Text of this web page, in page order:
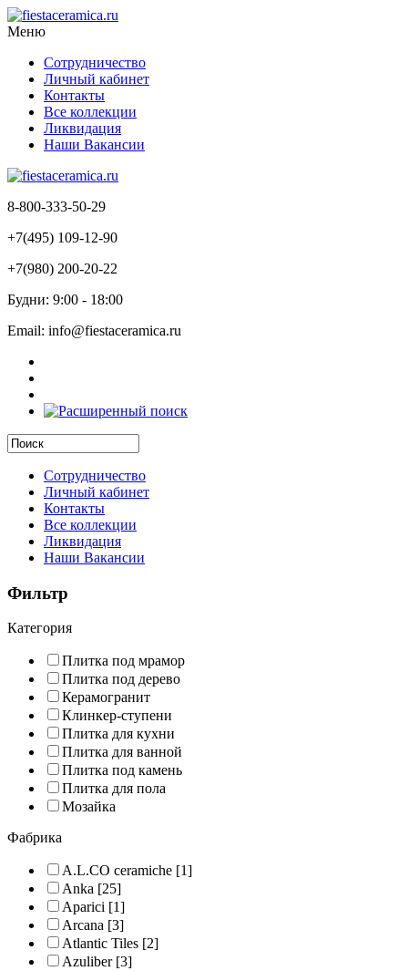
Меню
Сотрудничество
Личный кабинет
Контакты
Все коллекции
Ликвидация
Наши Вакансии
8-800-333-50-29
+7(495) 109-12-90
+7(980) 200-20-22
Будни: 9:00 - 18:00
Email: info@fiestaceramica.ru
Сотрудничество
Личный кабинет
Контакты
Все коллекции
Ликвидация
Наши Вакансии
Фильтр
Категория
Плитка под мрамор
Плитка под дерево
Керамогранит
Клинкер-ступени
Плитка для кухни
Плитка для ванной
Плитка под камень
Плитка для пола
Мозайка
Фабрика
A.L.CO ceramiche [1]
Anka [25]
Aparici [1]
Arcana [3]
Atlantic Tiles [2]
Azuliber[3]